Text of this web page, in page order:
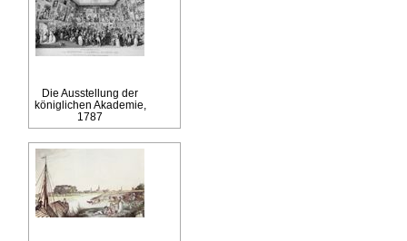
Die Ausstellung der
königlichen Akademie,
1787